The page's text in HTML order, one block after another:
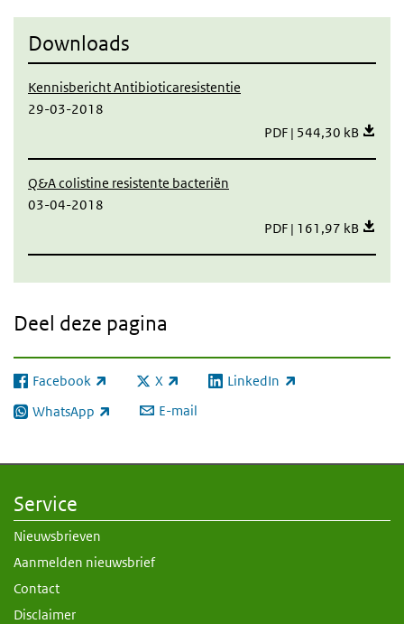
Downloads
Kennisbericht Antibioticaresistentie
29-03-2018
Kennisbericht
PDF | 544,30 kB
Q&A colistine resistente bacteriën
03-04-2018
Q&A colistine
PDF | 161,97 kB
Deel deze pagina
Facebook
(externe link) X
(externe link) LinkedIn
(externe link)
WhatsApp
(externe link) E-mail
Service
Nieuwsbrieven
Aanmelden nieuwsbrief
Contact
Disclaimer